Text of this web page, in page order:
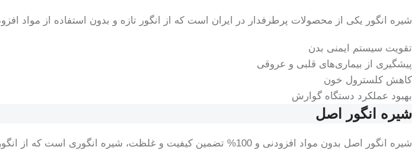
شیره انگور یکی از محصولات پرطرفدار در ایران است که از انگور تازه و بدون استفاده از مواد
تقویت سیستم ایمنی بدن
پیشگیری از بیماری‌های قلبی و عروقی
کاهش کلسترول خون
بهبود عملکرد دستگاه گوارش
شیره انگور اصل
شیره انگور اصل بدون مواد افزودنی و 100% تضمین کیفیت و غلظت، شیره